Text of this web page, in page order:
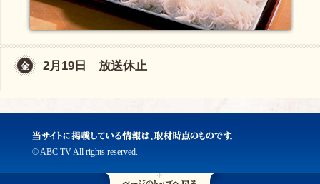
2月19日 放送休止
© ABC TV All rights reserved.